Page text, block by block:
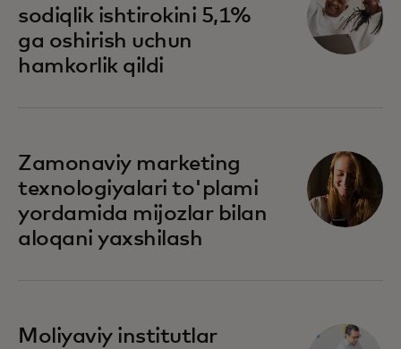
sodiqlik ishtirokini 5,1%
ga oshirish uchun
hamkorlik qildi
Zamonaviy marketing
texnologiyalari to'plami
yordamida mijozlar bilan
aloqani yaxshilash
opens in a new tab
Moliyaviy institutlar